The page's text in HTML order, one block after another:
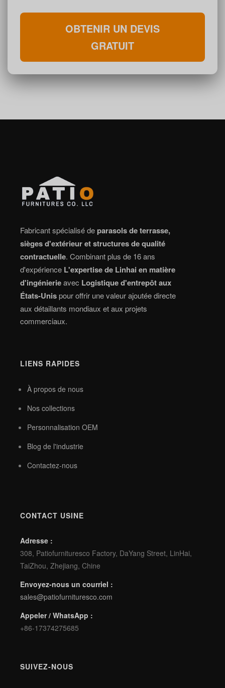
OBTENIR UN DEVIS
GRATUIT
Fabricant spécialisé de parasols de terrasse,
sièges d'extérieur et structures de qualité
contractuelle. Combinant plus de 16 ans
d'expérience L'expertise de Linhai en matière
d'ingénierieavec Logistique d'entrepôt aux
États-Unispour offrir une valeur ajoutée directe
aux détaillants mondiaux et aux projets
commerciaux.
LIENS RAPIDES
À propos de nous
Nos collections
Personnalisation OEM
Blog de l'industrie
Contactez-nous
CONTACT USINE
Adresse :
308, Patiofurnituresco Factory, DaYang Street, LinHai,
TaiZhou, Zhejiang, Chine
Envoyez-nous un courriel :
sales@patiofurnituresco.com
Appeler / WhatsApp :
+86-17374275685
SUIVEZ-NOUS